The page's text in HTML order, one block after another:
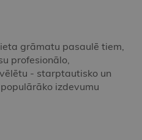
grāmatu pasaulē tiem,
profesionālo,
- starptautisko un
izdevumu